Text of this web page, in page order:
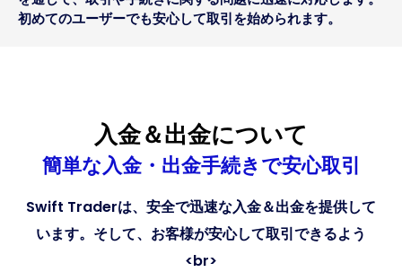
初めてのユーザーでも安心して取引を始められます。
入金＆出金について
簡単な入金・出金手続きで安心取引
Swift Traderは、安全で迅速な入金＆出金を提供して
います。そして、お客様が安心して取引できるよう
<br>